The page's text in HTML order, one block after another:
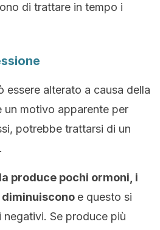
di trattare in tempo i
essere alterato a causa della
un motivo apparente per
potrebbe trattarsi di un
produce pochi ormoni, i
e questo si
Se produce più